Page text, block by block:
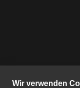
Wir verwenden